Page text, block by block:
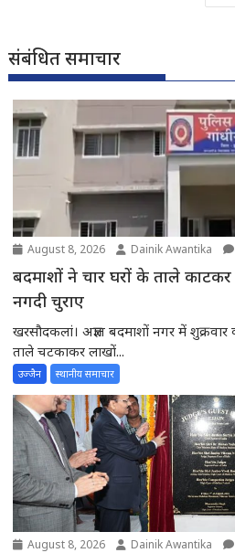
संबंधित समाचार
August 8, 2026 Dainik Awantika
बदमाशों ने चार घरों के ताले
नगदी चुराए
खरसौदकलां। अज्ञात बदमाशों नगर में
ताले चटकाकर लाखों...
उज्जैन स्थानीय समाचार
August 8, 2026 Dainik Awantika